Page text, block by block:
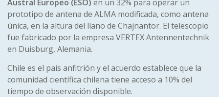
Austral Europeo (ESO) en un 32% para operar un
prototipo de antena de ALMA modificada, como antena
única, en la altura del llano de Chajnantor. El telescopio
fue fabricado por la empresa VERTEX Antennentechnik
en Duisburg, Alemania.
Chile es el país anfitrión y el acuerdo establece que la
comunidad científica chilena tiene acceso a 10% del
tiempo de observación disponible.